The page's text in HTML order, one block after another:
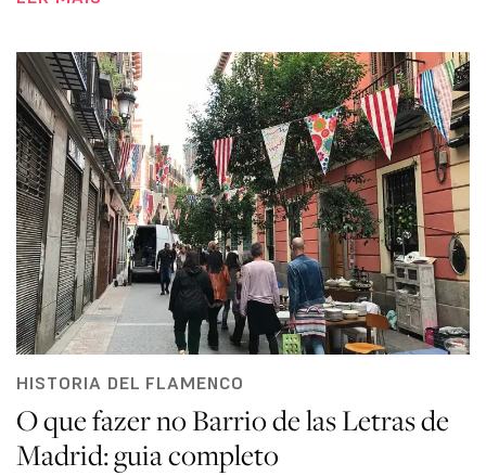
HISTORIA DEL FLAMENCO
O que fazer no Barrio de las Letras de
Madrid: guia completo